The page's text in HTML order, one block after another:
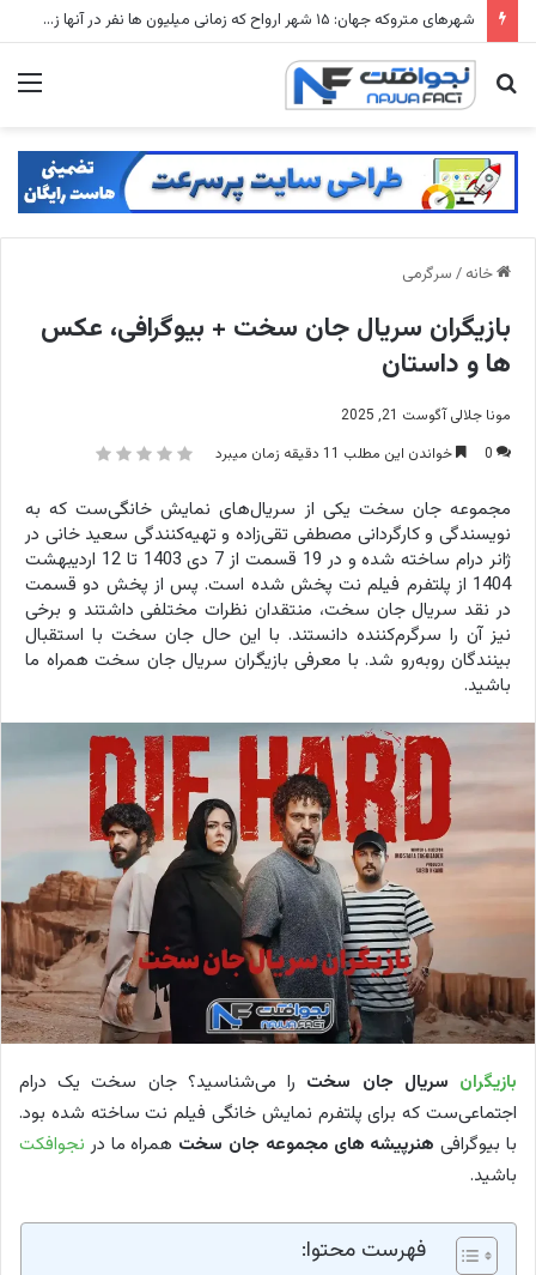
شهرهای متروکه جهان: ۱۵ شهر ارواح که زمانی میلیون ها نفر در آنها زندگی می کردند
جستجو
خانه / سرگرمی
بازیگران سریال جان سخت + بیوگرافی، عکس
ها و داستان
مونا جلالی آگوست 21, 2025
0
خواندن این مطلب 11 دقیقه زمان میبرد
مجموعه جان سخت یکی از سریال‌های نمایش خانگی‌ست که به
نویسندگی و کارگردانی مصطفی تقی‌زاده و تهیه‌کنندگی سعید خانی در
ژانر درام ساخته شده و در 19 قسمت از 7 دی 1403 تا 12 اردیبهشت
1404 از پلتفرم فیلم نت پخش شده است. پس از پخش دو قسمت
در نقد سریال جان سخت، منتقدان نظرات مختلفی داشتند و برخی
نیز آن را سرگرم‌کننده دانستند. با این حال جان سخت با استقبال
بینندگان روبه‌رو شد. با معرفی بازیگران سریال جان سخت همراه ما
باشید.
بازیگران سریال جان سخت را می‌شناسید؟ جان سخت یک درام
اجتماعی‌ست که برای پلتفرم نمایش خانگی فیلم نت ساخته شده بود.
با بیوگرافی هنرپیشه های مجموعه جان سخت همراه ما در نجوافکت
باشید.
فهرست محتوا: